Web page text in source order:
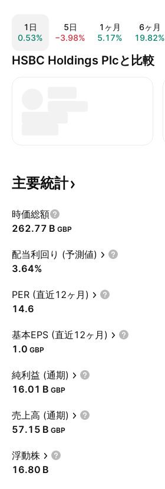
1日
0.53%
5日
−3.98%
1ヶ月
5.17%
6ヶ月
19.82%
HSBC Holdings Plcと比較
主要統計
時価総額
‪262.77 B‬ GBP
配当利回り (予測値)
3.64%
PER (直近12ヶ月)
14.6
基本EPS (直近12ヶ月)
1.0 GBP
純利益 (通期)
‪16.01 B‬ GBP
売上高 (通期)
‪57.15 B‬ GBP
浮動株
‪16.80 B‬